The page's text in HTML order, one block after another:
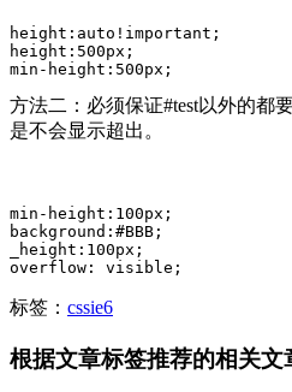
height:auto!important;
height:500px;
min-height:500px;
方法二：必须保证#test以外的都
是不会显示超出。
min-height:100px;
background:#BBB;
_height:100px;
overflow: visible;
标签： cssie6
根据文章标签推荐的相关文